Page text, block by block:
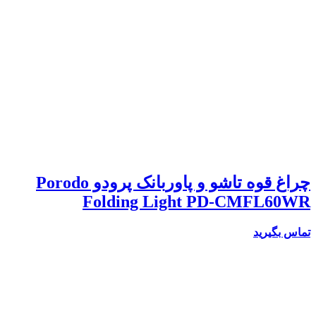
چراغ قوه تاشو و پاوربانک پرودو Porodo
Folding Light PD-CMFL60WR
تماس بگیرید